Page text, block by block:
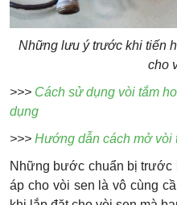
Những lưu ý trước khi tiến
cho
>>> Cách sử dụng vòi tắm
dụng
>>> Hướng dẫn cách mở vòi
Những bước chuẩn bị trước
áp cho vòi sen là vô cùng